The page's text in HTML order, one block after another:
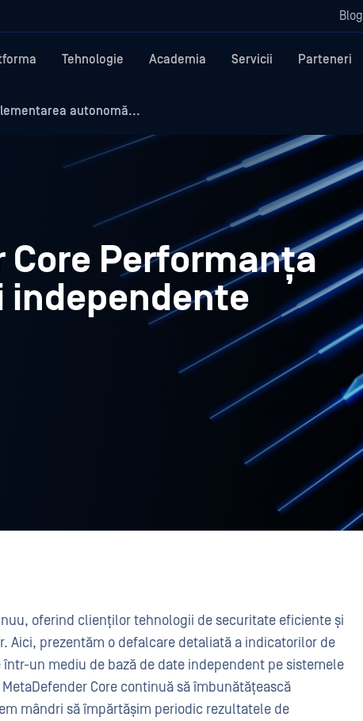
Blog
Tehnologie Academia Servicii Parteneri
autonomă...
Core Performanța
oferind clienților tehnologii de securitate eficiente și
Aici, prezentăm o defalcare detaliată a indicatorilor de
într-un mediu de bază de date independent pe sistemele
Core continuă să îmbunătățească
mândri să împărtășim periodic rezultatele de